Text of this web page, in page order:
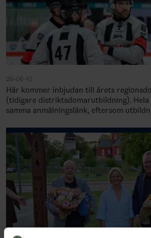
26-06-10
Här kommer inbjudan till årets
(tidigare distriktsdomarutbildning). Hela
samma anmälningslänk, eftersom